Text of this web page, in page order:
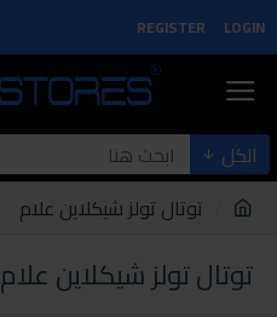
LOGIN
REGISTER
الكل
توتال تولز شيكلاين علام
توتال تولز شيكلاين علام